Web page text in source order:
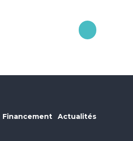
Financement Actualités